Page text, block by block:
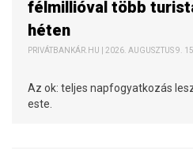
félmillióval több
héten
PRIVÁTBANKÁR.HU | 2026. AUGUSZTUS 9.
Az ok: teljes napfogyatkozás
este.